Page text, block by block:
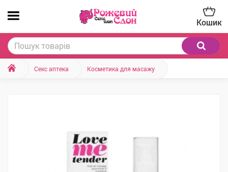
Кошик
Секс аптека Косметика для масажу